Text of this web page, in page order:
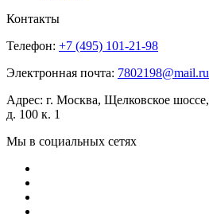
Контакты
Телефон: +7 (495) 101-21-98
Электронная почта: 7802198@mail.ru
Адрес: г. Москва, Щелковское шоссе,
д. 100 к. 1
Мы в социальных сетях